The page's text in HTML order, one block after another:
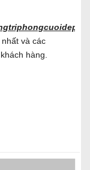
và các
hàng.